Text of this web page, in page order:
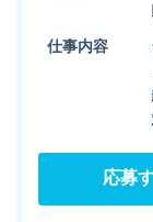
仕事内容
応募